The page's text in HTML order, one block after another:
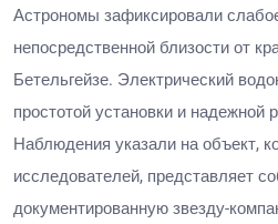
Астрономы зафиксировали
непосредственной близости от
Бетельгейзе. Электрический
простотой установки и
Наблюдения указали на объект,
исследователей, представляет
документированную звезду-